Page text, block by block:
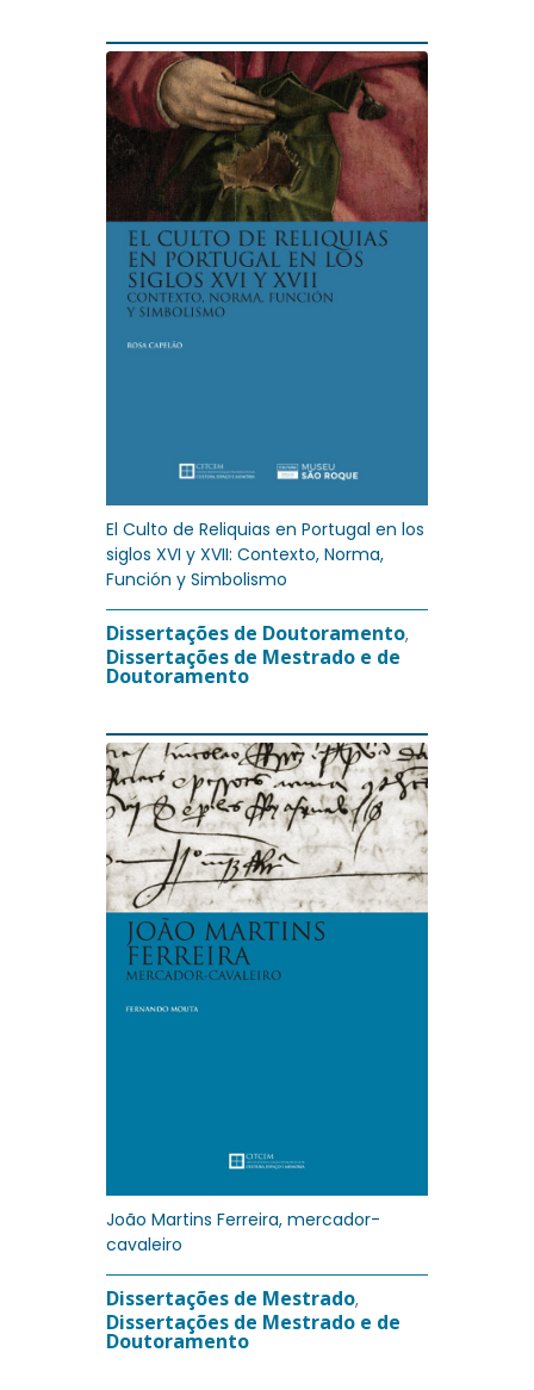
El Culto de Reliquias en Portugal en los
siglos XVI y XVII: Contexto, Norma,
Función y Simbolismo
Dissertações de Doutoramento,
Dissertações de Mestrado e de
Doutoramento
João Martins Ferreira, mercador-
cavaleiro
Dissertações de Mestrado,
Dissertações de Mestrado e de
Doutoramento